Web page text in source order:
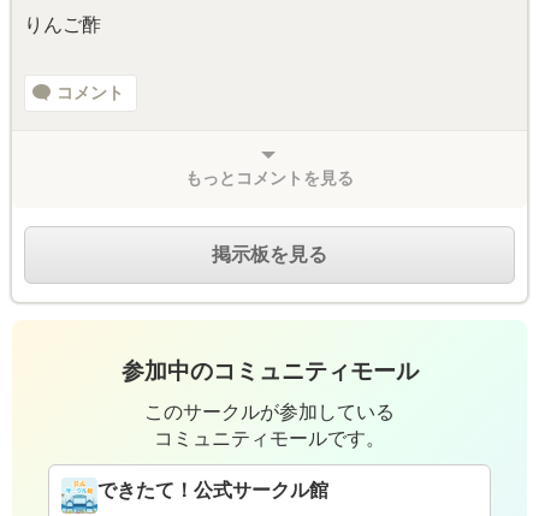
りんご酢
コメント
もっとコメントを見る
掲示板を見る
参加中のコミュニティモール
このサークルが参加している
コミュニティモールです。
できたて！公式サークル館